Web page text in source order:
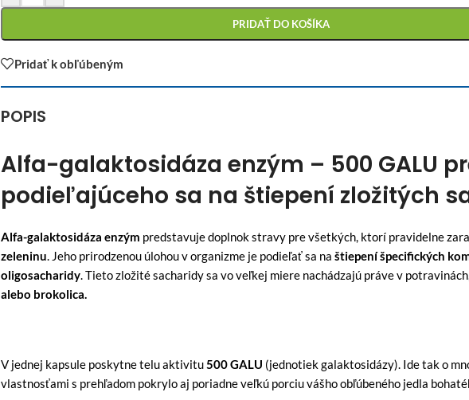
PRIDAŤ DO KOŠÍKA
Pridať k obľúbeným
POPIS
Alfa-galaktosidáza enzým – 500 GALU
podieľajúceho sa na štiepení zložitých
Alfa-galaktosidáza enzým predstavuje doplnok stravy pre všetkých, ktorí pravidelne
zeleninu. Jeho prirodzenou úlohou v organizme je podieľať sa na štiepení špecifických
oligosacharidy. Tieto zložité sacharidy sa vo veľkej miere nachádzajú práve v
alebo brokolica.
V jednej kapsule poskytne telu aktivitu500 GALU (jednotiek galaktosidázy). Ide tak o
vlastnosťami s prehľadom pokrylo aj poriadne veľkú porciu vášho obľúbeného jedla